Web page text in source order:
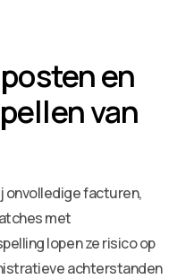
en
van
onvolledige facturen,
met
lopen ze risico op
achterstanden